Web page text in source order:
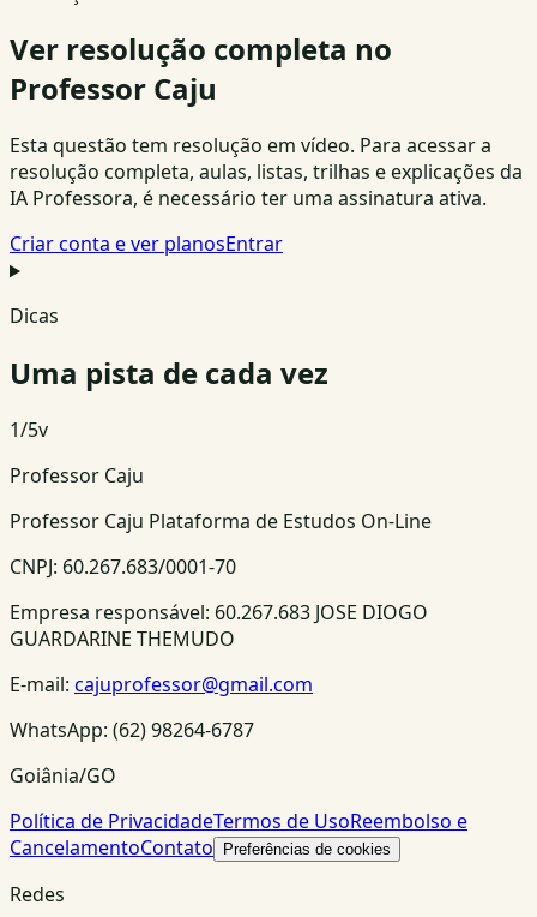
Ver resolução completa no
Professor Caju
Esta questão tem resolução em vídeo. Para acessar a
resolução completa, aulas, listas, trilhas e explicações da
IA Professora, é necessário ter uma assinatura ativa.
Criar conta e ver planosEntrar
Dicas
Uma pista de cada vez
1/5v
Professor Caju
Professor Caju Plataforma de Estudos On-Line
CNPJ: 60.267.683/0001-70
Empresa responsável: 60.267.683 JOSE DIOGO
GUARDARINE THEMUDO
E-mail: cajuprofessor@gmail.com
WhatsApp: (62) 98264-6787
Goiânia/GO
Política de PrivacidadeTermos de UsoReembolso e
CancelamentoContato Preferências de cookies
Redes